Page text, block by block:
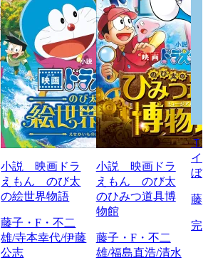
小説 映画ドラ
えもん のび太
の絵世界物語
藤子・F・不二
雄/寺本幸代/伊藤
公志
小説 映画ドラ
えもん のび太
のひみつ道具博
物館
藤子・F・不二
雄/福島直浩/清水
Ｔ
イ
ぼ
藤
完